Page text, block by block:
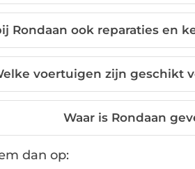
Rondaan ook reparaties en
voertuigen zijn geschikt
Waar is Rondaan
dan op: